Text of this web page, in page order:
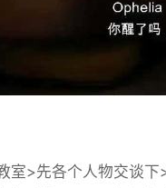
>先各个人物交谈下